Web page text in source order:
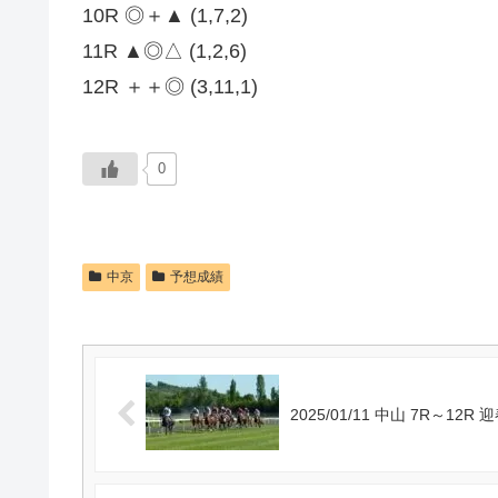
10R ◎＋▲ (1,7,2)
11R ▲◎△ (1,2,6)
12R ＋＋◎ (3,11,1)
0
中京 予想成績
2025/01/11 中山 7R～12R